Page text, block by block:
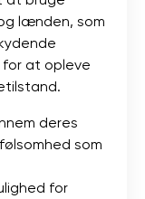
lænden, som
at opleve
deres
som
for